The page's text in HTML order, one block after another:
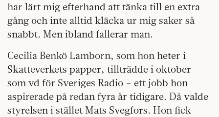
har lärt mig efterhand att tänka till en extra
gång och inte alltid kläcka ur mig saker så
snabbt. Men ibland fallerar man.
Cecilia Benkö Lamborn, som hon heter i
Skatteverkets papper, tillträdde i oktober
som vd för Sveriges Radio – ett jobb hon
aspirerade på redan fyra år tidigare. Då valde
styrelsen i stället Mats Svegfors. Hon fick